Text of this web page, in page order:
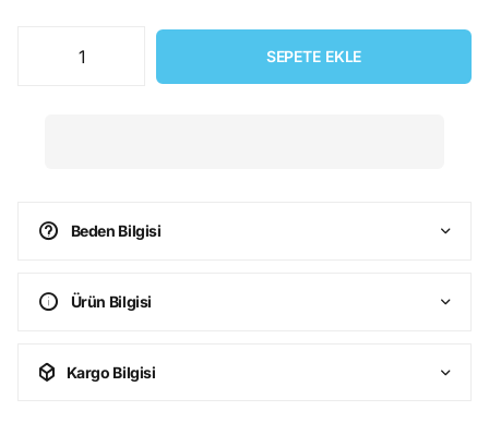
SEPETE EKLE
Beden Bilgisi
Ürün Bilgisi
Kargo Bilgisi